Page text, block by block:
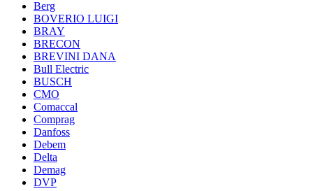
Berg
BOVERIO LUIGI
BRAY
BRECON
BREVINI DANA
Bull Electric
BUSCH
CMO
Comaccal
Comprag
Danfoss
Debem
Delta
Demag
DVP